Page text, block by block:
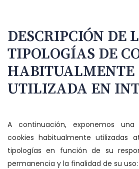
DESCRIPCIÓN DE
TIPOLOGÍAS DE
HABITUALMENTE
UTILIZADA EN
A continuación, exponemos
cookies habitualmente utilizadas
tipologías en función de su
permanencia y la finalidad de su uso: